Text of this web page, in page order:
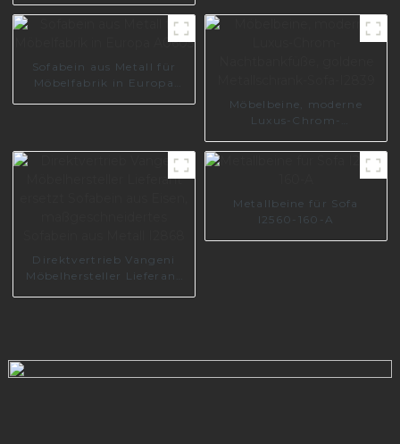
I2994-150-09
Sofabein aus Metall für
Möbelfabrik in Europa
Möbelbeine, moderne
Luxus-Chrom-
Metallschrank-Sofa-I2839
Direktvertrieb Vangeni
Möbelhersteller Lieferant
Metallbeine für Sofa
I2560-160-A